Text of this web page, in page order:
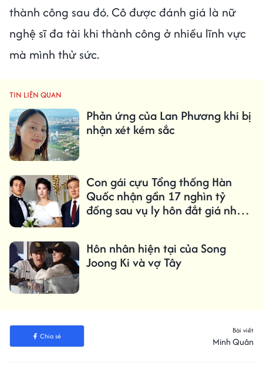
thành công sau đó. Cô được đánh giá là nữ
nghệ sĩ đa tài khi thành công ở nhiều lĩnh vực
mà mình thử sức.
TIN LIÊN QUAN
Phản ứng của Lan Phương khi bị
nhận xét kém sắc
Con gái cựu Tổng thống Hàn
Quốc nhận gần 17 nghìn tỷ
đồng sau vụ ly hôn đắt giá nhất
Hôn nhân hiện tại của Song
Joong Ki và vợ Tây
Chia sẻ
Bài viết
Minh Quân